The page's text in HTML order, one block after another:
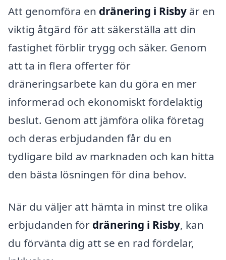
Att genomföra en dränering i Risby är en
viktig åtgärd för att säkerställa att din
fastighet förblir trygg och säker. Genom
att ta in flera offerter för
dräneringsarbete kan du göra en mer
informerad och ekonomiskt fördelaktig
beslut. Genom att jämföra olika företag
och deras erbjudanden får du en
tydligare bild av marknaden och kan hitta
den bästa lösningen för dina behov.
När du väljer att hämta in minst tre olika
erbjudanden för dränering i Risby, kan
du förvänta dig att se en rad fördelar,